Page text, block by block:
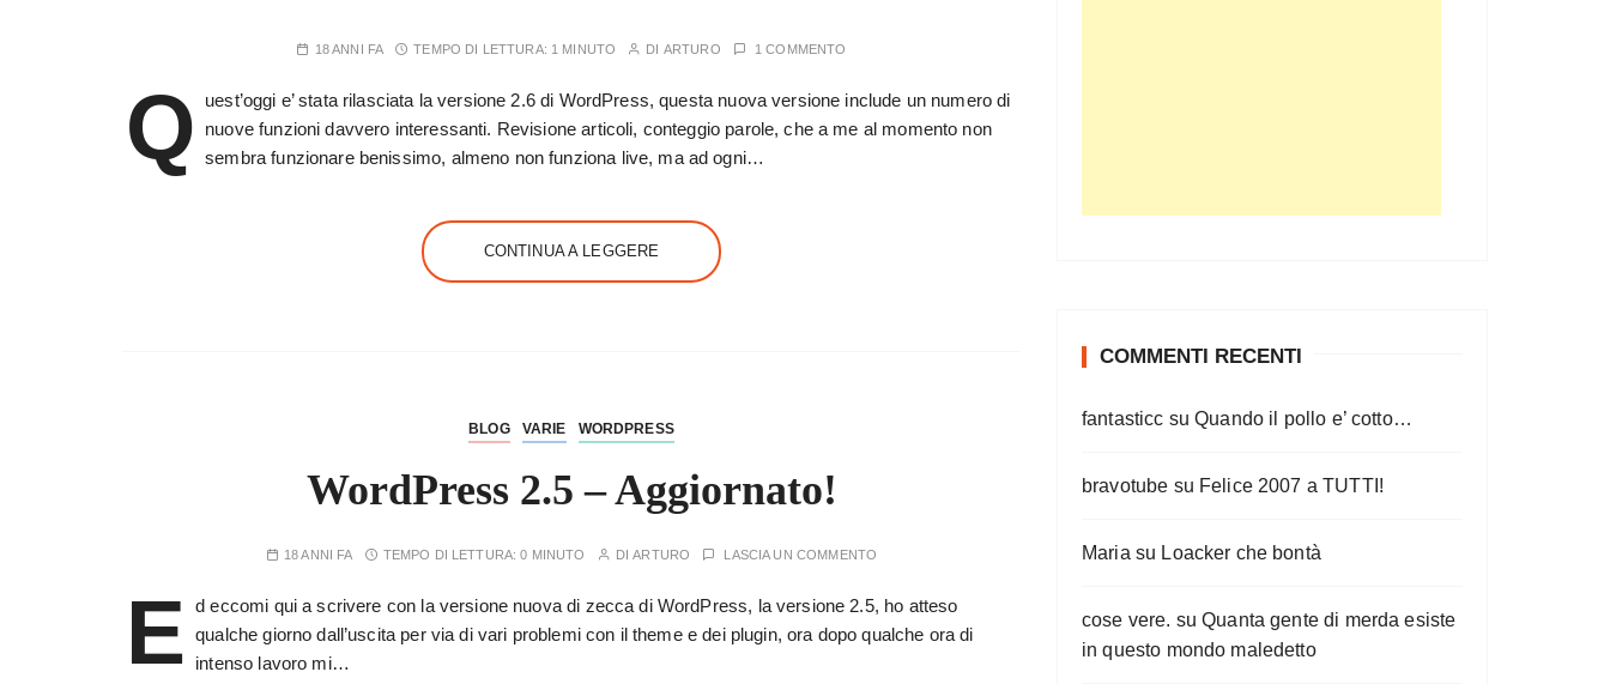
18 ANNI FA TEMPO DI LETTURA: 1 MINUTO DI ARTURO 1 COMMENTO
Q
uest’oggi e’ stata rilasciata la versione 2.6 di WordPress, questa nuova versione include un numero di
nuove funzioni davvero interessanti. Revisione articoli, conteggio parole, che a me al momento non
sembra funzionare benissimo, almeno non funziona live, ma ad ogni…
CONTINUA A LEGGERE
BLOG VARIE WORDPRESS
WordPress 2.5 – Aggiornato!
18 ANNI FA TEMPO DI LETTURA:0 MINUTO DIARTURO LASCIA UN COMMENTO
E
d eccomi qui a scrivere con la versione nuova di zecca di WordPress, la versione 2.5, ho atteso
qualche giorno dall’uscita per via di vari problemi con il theme e dei plugin, ora dopo qualche ora di
intenso lavoro mi…
COMMENTI RECENTI
fantasticc suQuando il pollo e’ cotto…
bravotube su Felice 2007 a TUTTI!
Maria su Loacker che bontà
cose vere. suQuanta gente di merda esiste
in questo mondo maledetto